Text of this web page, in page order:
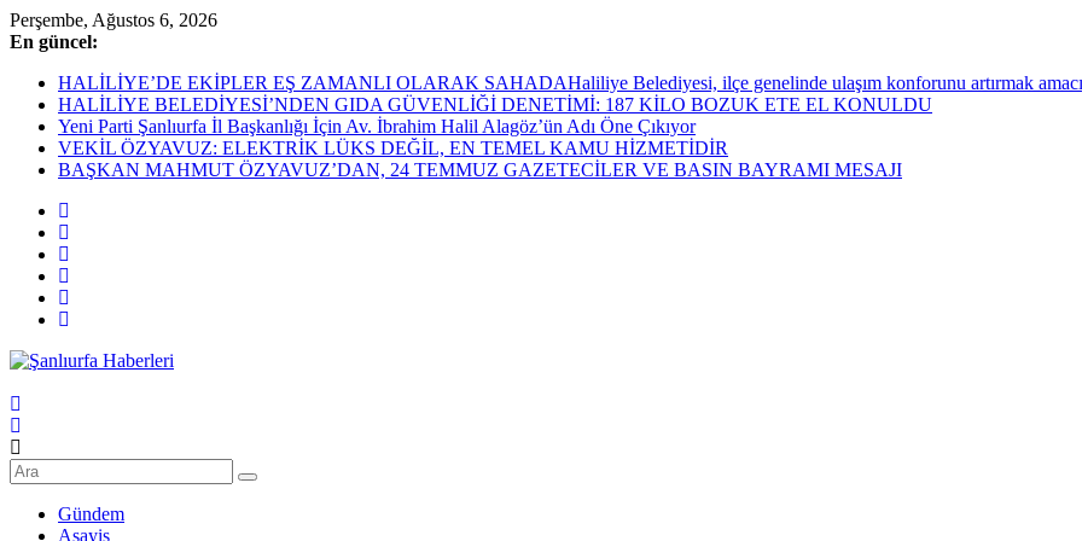
Skip
to
Perşembe, Ağustos 6, 2026
En güncel:
HALİLİYE’DE EKİPLER EŞ ZAMANLI OLARAK SAHADAHaliliye Belediyesi, ilçe genelinde ulaşım konforunu artırmak amacıyla
HALİLİYE BELEDİYESİ’NDEN GIDA GÜVENLİĞİ DENETİMİ: 187 KİLO BOZUK ETE EL KONULDU
Yeni Parti Şanlıurfa İl Başkanlığı İçin Av. İbrahim Halil Alagöz’ün Adı Öne Çıkıyor
VEKİL ÖZYAVUZ: ELEKTRİK LÜKS DEĞİL, EN TEMEL KAMU HİZMETİDİR
BAŞKAN MAHMUT ÖZYAVUZ’DAN, 24 TEMMUZ GAZETECİLER VE BASIN BAYRAMI MESAJI
Şanlıurfa
Haberleri
Son
ŞanlıurfaGündem
Asayiş